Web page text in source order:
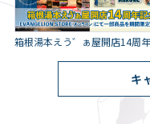
箱根湯本えう゛ぁ屋開店14周
キ